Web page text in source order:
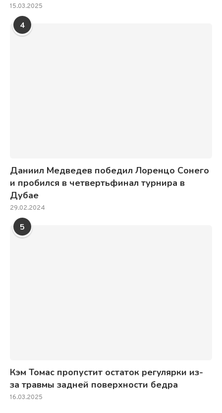
15.03.2025
4
Даниил Медведев победил Лоренцо Сонего
и пробился в четвертьфинал турнира в
Дубае
29.02.2024
5
Кэм Томас пропустит остаток регулярки из-
за травмы задней поверхности бедра
16.03.2025